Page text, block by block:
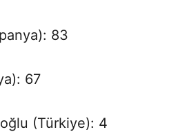
83
67
(Türkiye): 4